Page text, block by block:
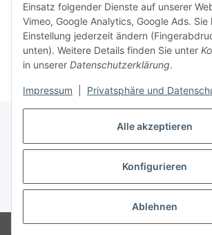
Alle akzeptieren
Konfigurieren
Ablehnen
Einsatz folgender Dienste auf unserer
Vimeo, Google Analytics, Google Ads. Sie
Einstellung jederzeit ändern
unten). Weitere Details finden Sie unter
in unserer Datenschutzerklärung.
Impressum Privatsphäre und
Vertrag widerrufen
* Alle Preise inkl. gesetzlicher USt., zzgl.